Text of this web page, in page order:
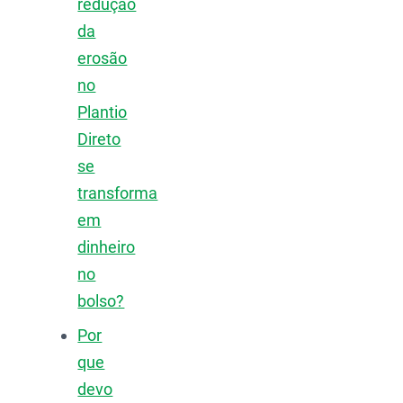
redução
da
erosão
no
Plantio
Direto
se
transforma
em
dinheiro
no
bolso?
Por
que
devo